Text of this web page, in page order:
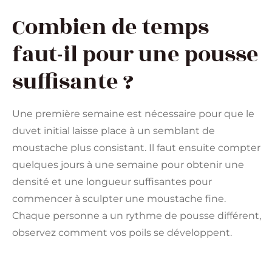
Combien de temps
faut-il pour une pousse
suffisante ?
Une première semaine est nécessaire pour que le
duvet initial laisse place à un semblant de
moustache plus consistant. Il faut ensuite compter
quelques jours à une semaine pour obtenir une
densité et une longueur suffisantes pour
commencer à sculpter une moustache fine.
Chaque personne a un rythme de pousse différent,
observez comment vos poils se développent.